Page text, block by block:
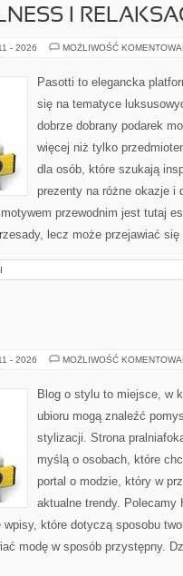
I
- 2026 MOŻLIWOŚĆ
Pasotti to elegancka
się na tematyce
dobrze dobrany podarek
więcej niż tylko
dla osób, które szukają
prezenty na różne okazje i
przewodnim jest tutaj
lecz może przejawiać
- 2026 MOŻLIWOŚĆ
Blog o stylu to miejsce, w
ubioru mogą znaleźć
stylizacji. Strona
myślą o osobach, które
portal o modzie, który w
aktualne trendy. Polecamy
które dotyczą sposobu
modę w sposób przystępny.